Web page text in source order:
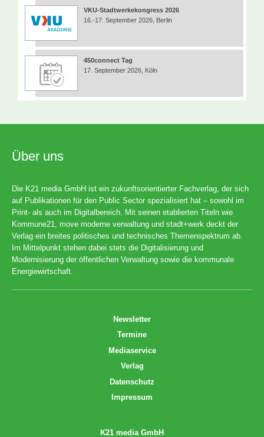
VKU-Stadtwerkekongress 2026
16.-17. September 2026, Berlin
450connect Tag
17. September 2026, Köln
Über uns
Die K21 media GmbH ist ein zukunftsorientierter Fachverlag, der sich
auf Publikationen für den Public Sector spezialisiert hat – sowohl im
Print- als auch im Digitalbereich. Mit seinen etablierten Titeln wie
Kommune21, move moderne verwaltung und stadt+werk deckt der
Verlag ein breites politisches und technisches Themenspektrum ab.
Im Mittelpunkt stehen dabei stets die Digitalisierung und
Modernisierung der öffentlichen Verwaltung sowie die kommunale
Energiewirtschaft.
Newsletter
Termine
Mediaservice
Verlag
Datenschutz
Impressum
K21 media GmbH